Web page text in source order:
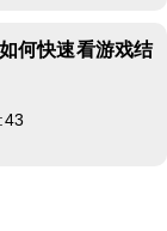
何快速看游戏结